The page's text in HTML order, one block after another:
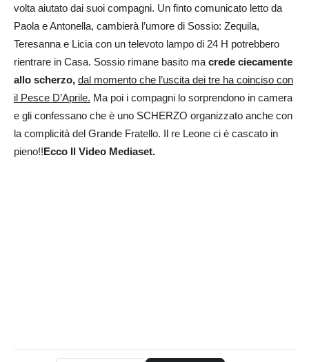
volta aiutato dai suoi compagni. Un finto comunicato letto da
Paola e Antonella, cambierà l’umore di Sossio: Zequila,
Teresanna e Licia con un televoto lampo di 24 H potrebbero
rientrare in Casa. Sossio rimane basito macrede ciecamente
allo scherzo, dal momento che l’uscita dei tre ha coinciso con
il Pesce D’Aprile. Ma poi i compagni lo sorprendono in camera
e gli confessano che è uno SCHERZO organizzato anche con
la complicità del Grande Fratello. Il re Leone ci è cascato in
pieno!! Ecco Il Video Mediaset.